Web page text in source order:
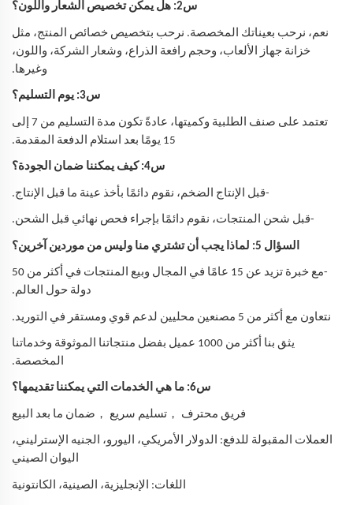
س2: هل يمكن تخصيص الشعار واللون؟
نعم، نرحب بعيناتك المخصصة. نرحب بتخصيص خصائص المنتج، مثل
خزانة جهاز الألعاب، وحجم رافعة الذراع، وشعار الشركة، واللون،
وغيرها.
س3: يوم التسليم؟
تعتمد على صنف الطلبية وكميتها، عادةً تكون مدة التسليم من 7 إلى
15 يومًا بعد استلام الدفعة المقدمة.
س4: كيف يمكننا ضمان الجودة؟
-قبل الإنتاج الضخم، نقوم دائمًا بأخذ عينة ما قبل الإنتاج.
-قبل شحن المنتجات، نقوم دائمًا بإجراء فحص نهائي قبل الشحن.
السؤال 5: لماذا يجب أن تشتري منا وليس من موردين آخرين؟
-مع خبرة تزيد عن 15 عامًا في المجال وبيع المنتجات في أكثر من 50
دولة حول العالم.
نتعاون مع أكثر من 5 مصنعين محليين لدعم قوي ومستقر في التوريد.
يثق بنا أكثر من 1000 عميل بفضل منتجاتنا الموثوقة وخدماتنا
المخصصة.
س6: ما هي الخدمات التي يمكننا تقديمها؟
فريق محترف ， تسليم سريع ， ضمان ما بعد البيع
العملات المقبولة للدفع: الدولار الأمريكي، اليورو، الجنيه الإسترليني،
اليوان الصيني
اللغات: الإنجليزية، الصينية، الكانتونية